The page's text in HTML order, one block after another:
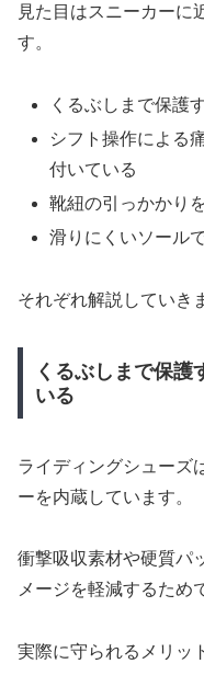
見た目はスニーカーに
す。
くるぶしまで保護
シフト操作による
付いている
靴紐の引っかかり
滑りにくいソール
それぞれ解説していき
くるぶしまで保護
いる
ライディングシューズ
ーを内蔵しています。
衝撃吸収素材や硬質パ
メージを軽減するため
実際に守られるメリッ